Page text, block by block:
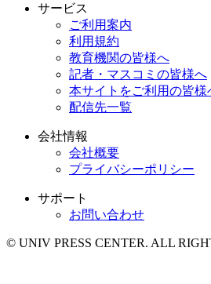
サービス
ご利用案内
利用規約
教育機関の皆様へ
記者・マスコミの皆様へ
本サイトをご利用の皆様
配信先一覧
会社情報
会社概要
プライバシーポリシー
サポート
お問い合わせ
© UNIV PRESS CENTER. ALL